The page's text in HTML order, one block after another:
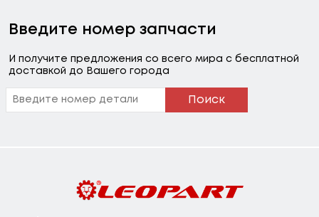
Введите номер запчасти
И получите предложения со всего мира с бесплатной
доставкой до Вашего города
Поиск